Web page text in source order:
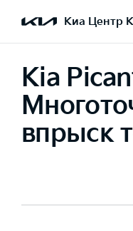
Киа Центр
Kia
впрыск